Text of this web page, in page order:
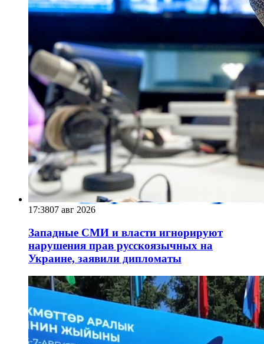
17:3807 авг 2026
Западные СМИ и власти игнорируют
нарушения прав русскоязычных на
Украине, заявили дипломаты